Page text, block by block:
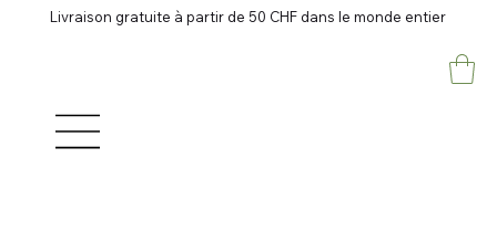
Livraison gratuite à partir de 50 CHF dans le monde entier